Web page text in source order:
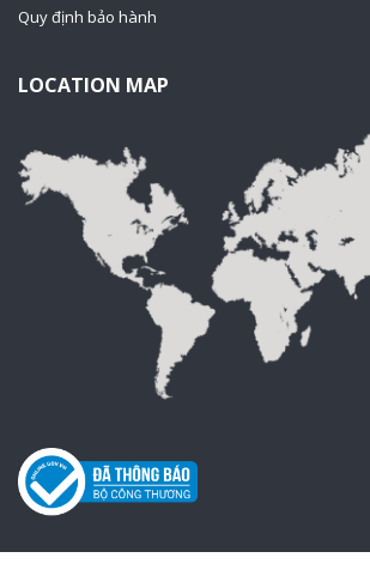
Quy định bảo hành
LOCATION MAP